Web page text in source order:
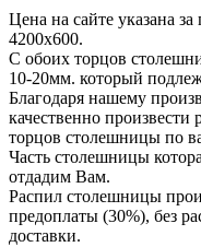
Цена на сайте указана
4200х600.
С обоих торцов
10-20мм. который
Благодаря нашему
качественно
торцов столешницы по
Часть столешницы
отдадим Вам.
Распил столешницы
предоплаты (30%), без
доставки.